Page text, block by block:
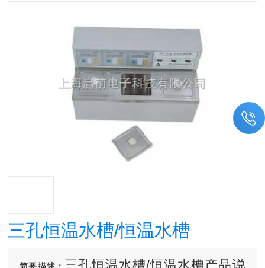
三孔恒温水槽/恒温水槽
三孔恒温水槽/恒温水槽产品说